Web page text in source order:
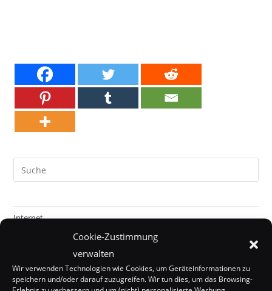
Cookie-Zustimmung
verwalten
Wir verwenden Technologien wie Cookies, um Geräteinformationen zu
speichern und/oder darauf zuzugreifen. Wir tun dies, um das Browsing-
Internet
Off Topic